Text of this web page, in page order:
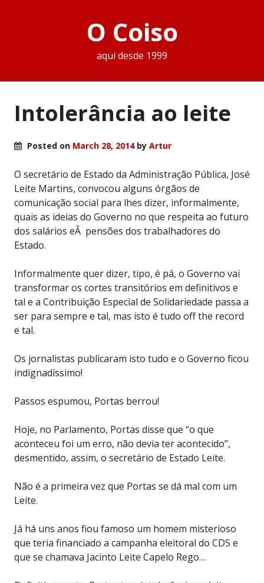
O Coiso
aqui desde 1999
Intolerância ao leite
Posted on March 28, 2014by Artur
O secretário de Estado da Administração Pública, José
Leite Martins, convocou alguns órgãos de
comunicação social para lhes dizer, informalmente,
quais as ideias do Governo no que respeita ao futuro
dos salários eÂ pensões dos trabalhadores do
Estado.
Informalmente quer dizer, tipo, é pá, o Governo vai
transformar os cortes transitórios em definitivos e
tal e a Contribuição Especial de Solidariedade passa a
ser para sempre e tal, mas isto é tudo off the record
e tal.
Os jornalistas publicaram isto tudo e o Governo ficou
indignadíssimo!
Passos espumou, Portas berrou!
Hoje, no Parlamento, Portas disse que “o que
aconteceu foi um erro, não devia ter acontecido”,
desmentido, assim, o secretário de Estado Leite.
Não é a primeira vez que Portas se dá mal com um
Leite.
Já há uns anos fiou famoso um homem misterioso
que teria financiado a campanha eleitoral do CDS e
que se chamava Jacinto Leite Capelo Rego…